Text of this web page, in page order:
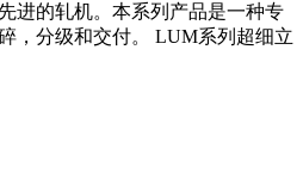
进的轧机。本系列产品是一种专
，分级和交付。 LUM系列超细立